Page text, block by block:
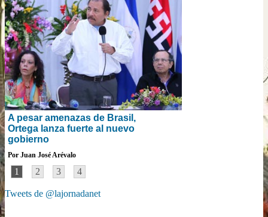
A pesar amenazas de Brasil,
Ortega lanza fuerte al nuevo
gobierno
Por Juan José Arévalo
1 2 3 4
Tweets de @lajornadanet